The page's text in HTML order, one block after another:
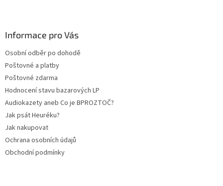
Informace pro Vás
Osobní odběr po dohodě
Poštovné a platby
Poštovné zdarma
Hodnocení stavu bazarových LP
Audiokazety aneb Co je BPROZTOČ?
Jak psát Heuréku?
Jak nakupovat
Ochrana osobních údajů
Obchodní podmínky